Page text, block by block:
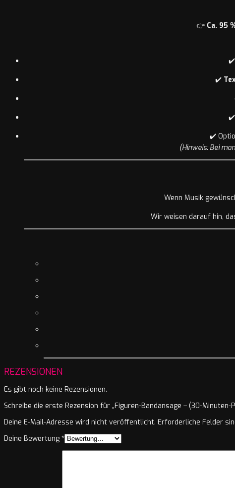
👉 Ca. 95
✔️
✔️
✔️
✔️
(Hinweis: Bei
Wenn Musik
Wir weisen darauf hin,
REZENSIONEN
Es gibt noch keine Rezensionen.
Schreibe die erste Rezension für „Figuren-Bandansage – (30-Minuten-
Deine E-Mail-Adresse wird nicht veröffentlicht. Erforderliche Felder
Deine Bewertung *